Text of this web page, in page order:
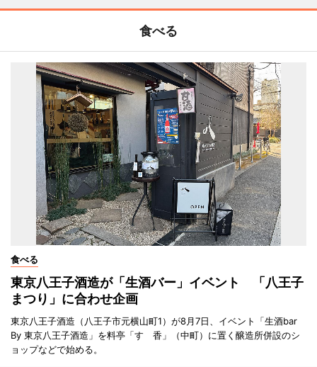
食べる
食べる
東京八王子酒造が「生酒バー」イベント 「八王子
まつり」に合わせ企画
東京八王子酒造（八王子市元横山町1）が8月7日、イベント「生酒bar
By 東京八王子酒造」を料亭「すゞ香」（中町）に置く醸造所併設のシ
ョップなどで始める。